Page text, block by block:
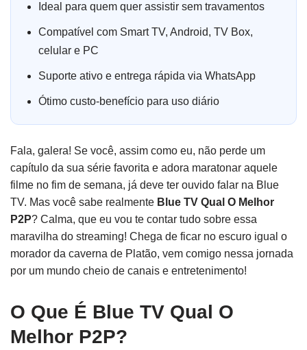
Ideal para quem quer assistir sem travamentos
Compatível com Smart TV, Android, TV Box,
celular e PC
Suporte ativo e entrega rápida via WhatsApp
Ótimo custo-benefício para uso diário
Fala, galera! Se você, assim como eu, não perde um
capítulo da sua série favorita e adora maratonar aquele
filme no fim de semana, já deve ter ouvido falar na Blue
TV. Mas você sabe realmente Blue TV Qual O Melhor
P2P? Calma, que eu vou te contar tudo sobre essa
maravilha do streaming! Chega de ficar no escuro igual o
morador da caverna de Platão, vem comigo nessa jornada
por um mundo cheio de canais e entretenimento!
O Que É Blue TV Qual O
Melhor P2P?